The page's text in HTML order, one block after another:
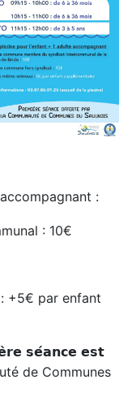
:
: 10€
+5€ par enfant
𝘀𝗲́𝗮𝗻𝗰𝗲 𝗲𝘀𝘁
de Communes